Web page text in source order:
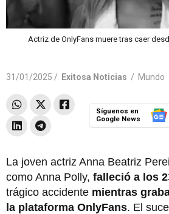
Actriz de OnlyFans muere tras caer
31/01/2025 / Exitosa Noticias / Mundo
Síguenos en
Google News
La joven actriz Anna Beatriz
como Anna Polly, falleció a los
trágico accidente mientras
la plataforma OnlyFans. El